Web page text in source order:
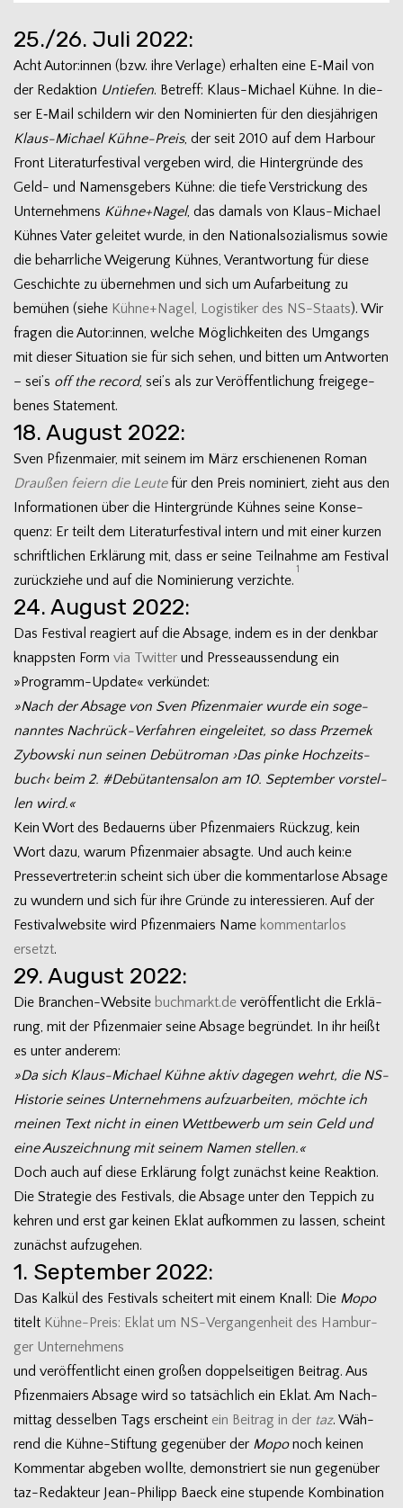
25./26. Juli 2022:
Acht Autor:innen (bzw. ihre Ver­lage) erhal­ten eine E‑Mail von
der Redak­tion Untie­fen. Betreff: Klaus-Michael Kühne. In die­
ser E‑Mail schil­dern wir den Nomi­nier­ten für den dies­jäh­ri­gen
Klaus-Michael Kühne-Preis, der seit 2010 auf dem Har­bour
Front Lite­ra­tur­fes­ti­val ver­ge­ben wird, die Hin­ter­gründe des
Geld- und Namens­ge­bers Kühne: die tiefe Ver­stri­ckung des
Unter­neh­mens Kühne+Nagel, das damals von Klaus-Michael
Küh­nes Vater gelei­tet wurde, in den Natio­nal­so­zia­lis­mus sowie
die beharr­li­che Wei­ge­rung Küh­nes, Ver­ant­wor­tung für diese
Geschichte zu über­neh­men und sich um Auf­ar­bei­tung zu
bemü­hen (siehe Kühne+Nagel, Logis­ti­ker des NS-Staats). Wir
fra­gen die Autor:innen, wel­che Mög­lich­kei­ten des Umgangs
mit die­ser Situa­tion sie für sich sehen, und bit­ten um Ant­wor­ten
– sei’s off the record, sei’s als zur Ver­öf­fent­li­chung frei­ge­ge­
be­nes Statement.
18. August 2022:
Sven Pfi­zen­maier, mit sei­nem im März erschie­ne­nen Roman
Drau­ßen fei­ern die Leutefür den Preis nomi­niert, zieht aus den
Infor­ma­tio­nen über die Hin­ter­gründe Küh­nes seine Kon­se­
quenz: Er teilt dem Lite­ra­tur­fes­ti­val intern und mit einer kur­zen
schrift­li­chen Erklä­rung mit, dass er seine Teil­nahme am Fes­ti­val
zurück­ziehe und auf die Nomi­nie­rung ver­zichte.
1
24. August 2022:
Das Fes­ti­val reagiert auf die Absage, indem es in der denk­bar
knapps­ten Form via Twit­ter und Pres­se­aus­sendung ein
»Programm-Update« verkündet:
»Nach der Absage von Sven Pfi­zen­maier wurde ein soge­
nann­tes Nachrück-Verfahren ein­ge­lei­tet, so dass Prze­mek
Zybow­ski nun sei­nen Debüt­ro­man ›Das pinke Hoch­zeits­
buch‹ beim 2. #Debü­tan­ten­sa­lon am 10. Sep­tem­ber vor­stel­
len wird.«
Kein Wort des Bedau­erns über Pfi­zen­mai­ers Rück­zug, kein
Wort dazu, warum Pfi­zen­maier absagte. Und auch kein:e
Pressevertreter:in scheint sich über die kom­men­tar­lose Absage
zu wun­dern und sich für ihre Gründe zu inter­es­sie­ren. Auf der
Fes­ti­val­web­site wird Pfi­zen­mai­ers Name kom­men­tar­los
ersetzt.
29. August 2022:
Die Branchen-Website buchmarkt.de ver­öf­fent­licht die Erklä­
rung, mit der Pfi­zen­maier seine Absage begrün­det. In ihr heißt
es unter anderem:
»Da sich Klaus-Michael Kühne aktiv dage­gen wehrt, die NS-
Historie sei­nes Unter­neh­mens auf­zu­ar­bei­ten, möchte ich
mei­nen Text nicht in einen Wett­be­werb um sein Geld und
eine Aus­zeich­nung mit sei­nem Namen stellen.«
Doch auch auf diese Erklä­rung folgt zunächst keine Reak­tion.
Die Stra­te­gie des Fes­ti­vals, die Absage unter den Tep­pich zu
keh­ren und erst gar kei­nen Eklat auf­kom­men zu las­sen, scheint
zunächst aufzugehen.
1. September 2022:
Das Kal­kül des Fes­ti­vals schei­tert mit einem Knall: Die Mopo
titelt Kühne-Preis: Eklat um NS-Vergangenheit des Ham­bur­
ger Unter­neh­mens
und ver­öf­fent­licht einen gro­ßen dop­pel­sei­ti­gen Bei­trag. Aus
Pfi­zen­mai­ers Absage wird so tat­säch­lich ein Eklat. Am Nach­
mit­tag des­sel­ben Tags erscheint ein Bei­trag in der taz. Wäh­
rend die Kühne-Stiftung gegen­über der Moponoch kei­nen
Kom­men­tar abge­ben wollte, demons­triert sie nun gegen­über
taz-Redakteur Jean-Philipp Baeck eine stu­pende Kom­bi­na­tion